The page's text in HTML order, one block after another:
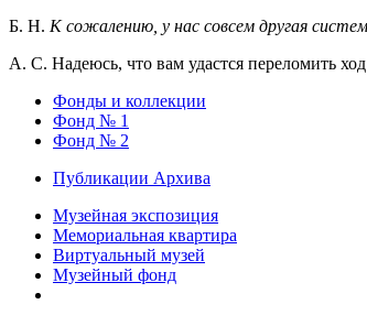
Б. Н. К сожалению, у нас совсем другая
А. С. Надеюсь, что вам удастся переломить
Фонды и коллекции
Фонд № 1
Фонд № 2
Публикации Архива
Музейная экспозиция
Мемориальная квартира
Виртуальный музей
Музейный фонд